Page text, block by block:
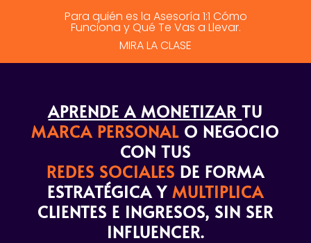
Para quién es la Asesoría 1:1 Cómo
Funciona y Qué Te Vas a Llevar.
MIRA LA CLASE
APRENDE A MONETIZARTU
MARCA PERSONAL O NEGOCIO
CON TUS
REDES SOCIALES DE FORMA
ESTRATÉGICA Y MULTIPLICA
CLIENTES E INGRESOS, SIN SER
INFLUENCER.